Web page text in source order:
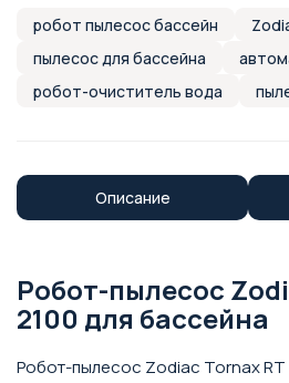
робот пылесос бассейн
пылесос для бассейна
робот-очиститель вода
Описание
Робот-пылесос
2100 для бассейна
Робот-пылесос Zodiac Tornax RT